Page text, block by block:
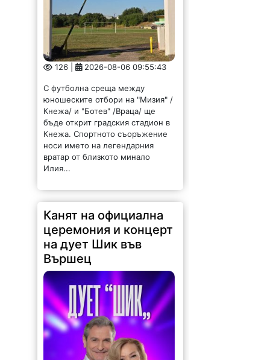
126 | 2026-08-06 09:55:43
С футболна среща между
юношеските отбори на "Мизия" /
Кнежа/ и "Ботев" /Враца/ ще
бъде открит градския стадион в
Кнежа. Спортното съоръжение
носи името на легендарния
вратар от близкото минало
Илия...
Канят на официална
церемония и концерт
на дует Шик във
Вършец